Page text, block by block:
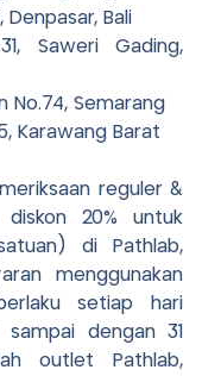
Denpasar, Bali
Saweri Gading,
No.74, Semarang
Karawang Barat
reguler &
20% untuk
di Pathlab,
menggunakan
setiap hari
dengan 31
outlet Pathlab,